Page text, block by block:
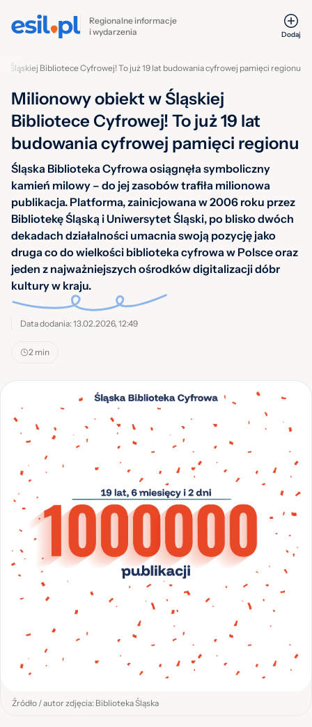
Regionalne informacje
i wydarzenia
Dodaj
Śląskiej Bibliotece Cyfrowej! To już 19 lat budowania cyfrowej pamięci regionu
Milionowy obiekt w Śląskiej
Bibliotece Cyfrowej! To już 19 lat
budowania cyfrowej pamięci regionu
Śląska Biblioteka Cyfrowa osiągnęła symboliczny
kamień milowy – do jej zasobów trafiła milionowa
publikacja. Platforma, zainicjowana w 2006 roku przez
Bibliotekę Śląską i Uniwersytet Śląski, po blisko dwóch
dekadach działalności umacnia swoją pozycję jako
druga co do wielkości biblioteka cyfrowa w Polsce oraz
jeden z najważniejszych ośrodków digitalizacji dóbr
kultury w kraju.
Data dodania: 13.02.2026, 12:49
2 min
Źródło / autor zdjęcia: Biblioteka Śląska